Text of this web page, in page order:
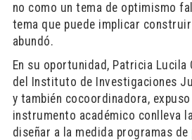
no como un tema de optimismo
tema que puede implicar
abundó.
En su oportunidad, Patricia Lucila
del Instituto de Investigaciones
y también cocoordinadora,
instrumento académico conlleva
diseñar a la medida programas de